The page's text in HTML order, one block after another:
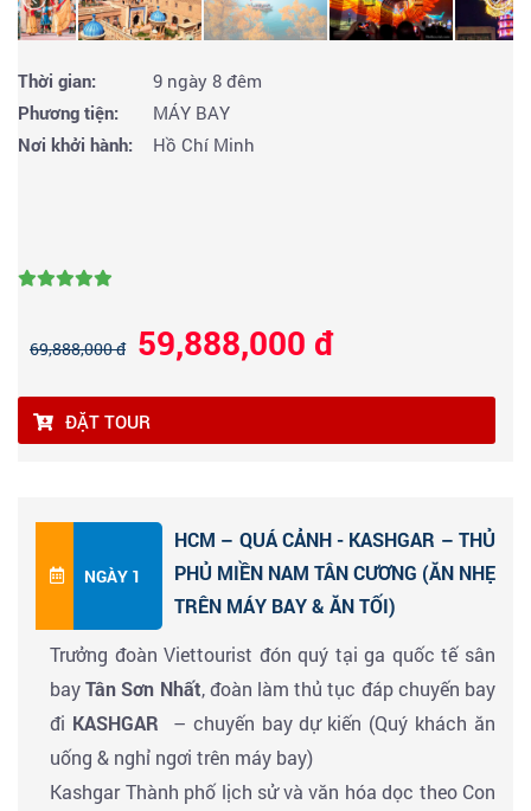
Thời gian:
9 ngày 8 đêm
Phương tiện:
MÁY BAY
Nơi khởi hành:
Hồ Chí Minh
69,888,000 đ 59,888,000 đ
ĐẶT TOUR
NGÀY 1
HCM – QUÁ CẢNH - KASHGAR – THỦ
PHỦ MIỀN NAM TÂN CƯƠNG (ĂN NHẸ
TRÊN MÁY BAY & ĂN TỐI)
Trưởng đoàn Viettourist đón quý tại ga quốc tế sân
bayTân Sơn Nhất, đoàn làm thủ tục đáp chuyến bay
đi KASHGAR
– chuyến bay dự kiến (Quý khách ăn
uống & nghỉ ngơi trên máy bay)
Kashgar Thành phố lịch sử và văn hóa dọc theo Con